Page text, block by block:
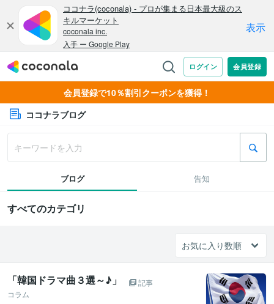
会員登録で10％割引クーポンを獲得！
ココナラブログ
ブログ 告知
すべてのカテゴリ
「韓国ドラマ曲３選～♪」
記事
コラム